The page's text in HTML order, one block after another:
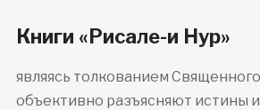
Книги «Рисале-и Нур»
являясь толкованием
объективно разъясняют истины